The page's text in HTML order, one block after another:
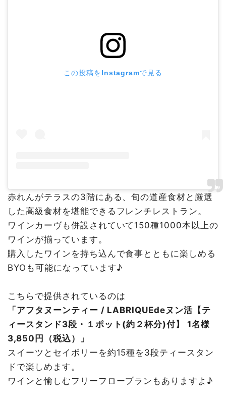
この投稿をInstagramで見る
赤れんがテラスの3階にある、旬の道産食材と厳選
した高級食材を堪能できるフレンチレストラン。
ワインカーヴも併設されていて150種1000本以上の
ワインが揃っています。
購入したワインを持ち込んで食事とともに楽しめる
BYOも可能になっています♪
こちらで提供されているのは
「アフタヌーンティー / LABRIQUEdeヌン活【テ
ィースタンド3段・１ポット(約２杯分)付】 1名様
3,850円（税込）」
スイーツとセイボリーを約15種を3段ティースタン
ドで楽しめます。
ワインと愉しむフリーフロープランもありますよ♪